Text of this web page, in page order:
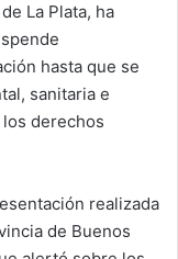
La Plata, ha
hasta que se
sanitaria e
derechos
realizada
de Buenos